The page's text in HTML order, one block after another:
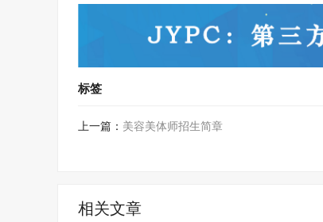
标签
上一篇： 美容美体师招生简章
相关文章